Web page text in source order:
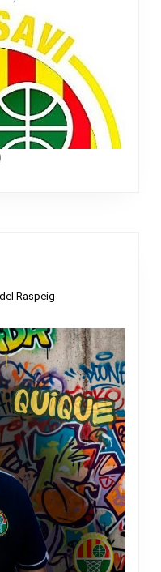
Raspeig